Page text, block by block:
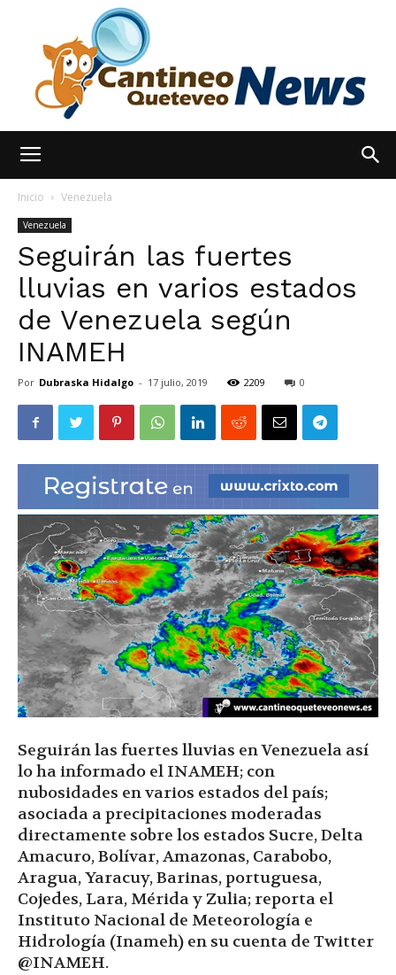
Noticias
hoy
|
Ultima
Hora
|
Inicio Venezuela
Venezuela
Seguirán las fuertes
lluvias en varios estados
de Venezuela según
INAMEH
Por Dubraska Hidalgo - 17 julio, 2019 2209 0
Seguirán las fuertes lluvias en Venezuela así
lo ha informado el INAMEH; con
nubosidades en varios estados del país;
asociada a precipitaciones moderadas
directamente sobre los estados Sucre, Delta
Amacuro, Bolívar, Amazonas, Carabobo,
Aragua, Yaracuy, Barinas, portuguesa,
Cojedes, Lara, Mérida y Zulia; reporta el
Instituto Nacional de Meteorología e
Hidrología (Inameh) en su cuenta de Twitter
@INAMEH.